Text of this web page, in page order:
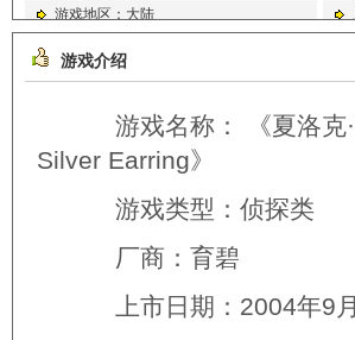
游戏地区：大陆
游戏画面：2D,3D
游戏介绍
游戏名称： 《夏洛克·
Silver Earring》
游戏类型：侦探类
厂商：育碧
上市日期：2004年9月